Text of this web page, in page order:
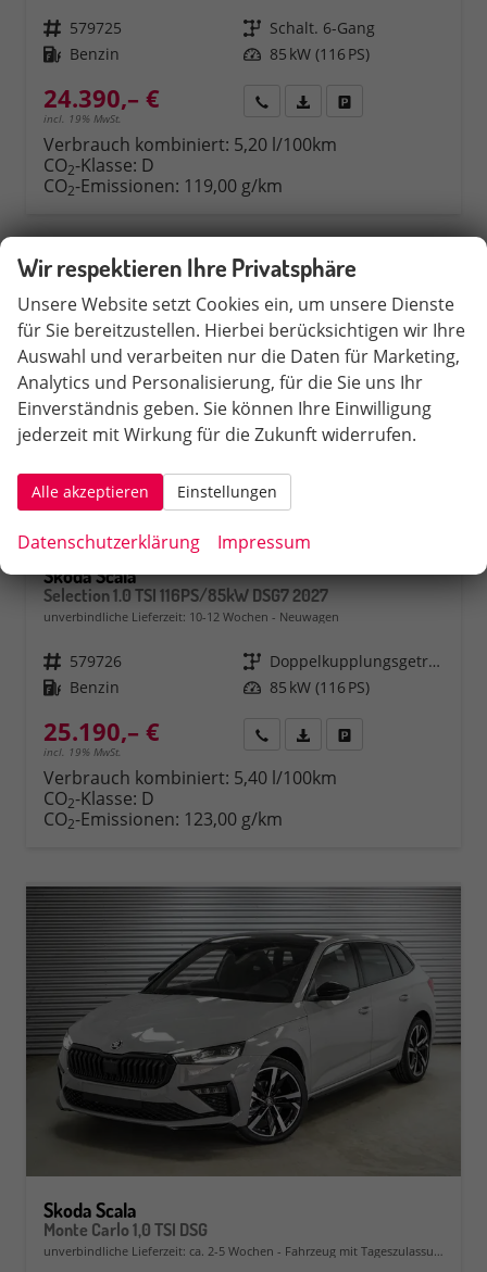
Fahrzeugnr. 579725 Getriebe Schalt. 6-Gang
Kraftstoff Benzin Leistung 85 kW (116 PS)
24.390,– €
incl. 19% MwSt.
Rückruf PDF-Datei, Fahrzeugexposé
Verbrauch kombiniert: 5,20 l/100km
CO2-Klasse: D
CO2-Emissionen: 119,00 g/km
Skoda Scala
Selection 1.0 TSI 116PS/85kW DSG7 2027
unverbindliche Lieferzeit: 10-12 Wochen Neuwagen
Fahrzeugnr. 579726 Getriebe
Doppelkupplungsgetriebe (DSG)
Kraftstoff Benzin Leistung 85 kW (116 PS)
25.190,– €
incl. 19% MwSt.
Rückruf PDF-Datei, Fahrzeugexposé
Verbrauch kombiniert: 5,40 l/100km
CO2-Klasse: D
CO2-Emissionen: 123,00 g/km
Skoda Scala
Monte Carlo 1,0 TSI DSG
unverbindliche Lieferzeit: ca. 2-5 Wochen Fahrzeug mit Tageszulassung
Wir respektieren Ihre Privatsphäre
Unsere Website setzt Cookies ein, um unsere Dienste
für Sie bereitzustellen. Hierbei berücksichtigen wir Ihre
Auswahl und verarbeiten nur die Daten für Marketing,
Analytics und Personalisierung, für die Sie uns Ihr
Einverständnis geben. Sie können Ihre Einwilligung
jederzeit mit Wirkung für die Zukunft widerrufen.
Alle akzeptieren Einstellungen
Datenschutzerklärung Impressum